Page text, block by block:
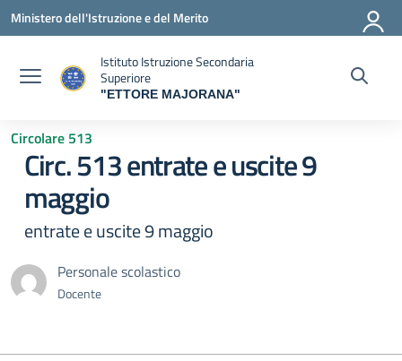
Vai ai contenuti
Vai al menu di navigazione
Vai al footer
Ministero dell'Istruzione e del Merito
Istituto Istruzione Secondaria
Superiore
"ETTORE MAJORANA"
Circolare 513
Circ. 513 entrate e uscite 9
maggio
entrate e uscite 9 maggio
Personale scolastico
Docente